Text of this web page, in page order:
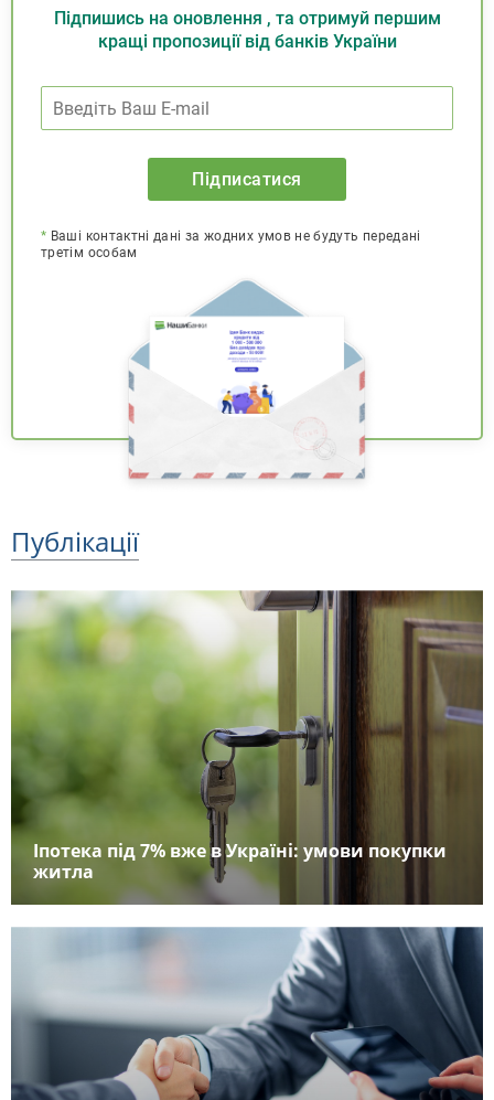
Підпишись на оновлення , та отримуй першим
кращі пропозиції від банків України
Підписатися
* Ваші контактні дані за жодних умов не будуть передані
третім особам
Публікації
Іпотека під 7% вже в Україні: умови покупки
житла